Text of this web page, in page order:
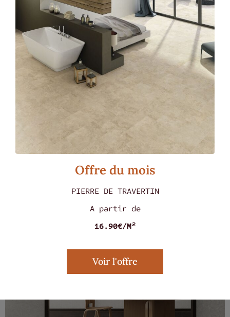
MARMOREA ROSSO 60 X 60
Offre du mois
PIERRE DE TRAVERTIN
A partir de
16.90€/M²
Voir l'offre